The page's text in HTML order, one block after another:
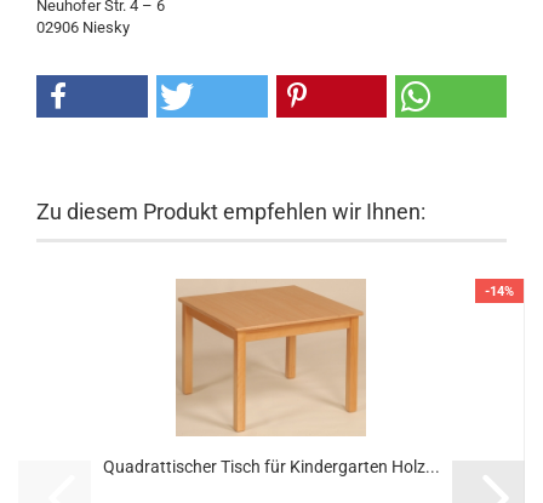
Neuhofer Str. 4 – 6
02906 Niesky
Zu diesem Produkt empfehlen wir Ihnen:
-14%
Quadrattischer Tisch für Kindergarten Holz...